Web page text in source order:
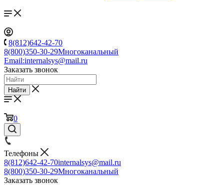
8(812)642-42-70
8(800)350-30-29Многоканальный
Email:internalsys@mail.ru
Заказать звонок
Найти
0
Телефоны
8(812)642-42-70internalsys@mail.ru
8(800)350-30-29Многоканальный
Заказать звонок